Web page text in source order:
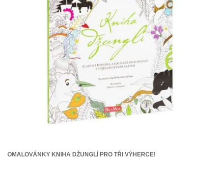
OMALOVÁNKY KNIHA DŽUNGLÍ PRO TŘI VÝHERCE!